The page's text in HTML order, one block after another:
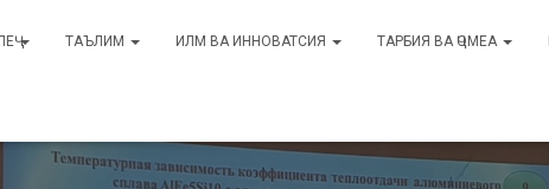
ТАЪЛИМ ИЛМ ВА ИННОВАТСИЯ ТАРБИЯ ВА ҶОМЕА